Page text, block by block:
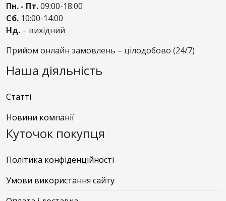
Пн. - Пт.09:00-18:00
Сб. 10:00-14:00
Нд. – вихідний
Прийом онлайн замовлень – цілодобово (24/7)
Наша діяльність
Статті
Новини компанії
Куточок покупця
Політика конфіденційності
Умови використання сайту